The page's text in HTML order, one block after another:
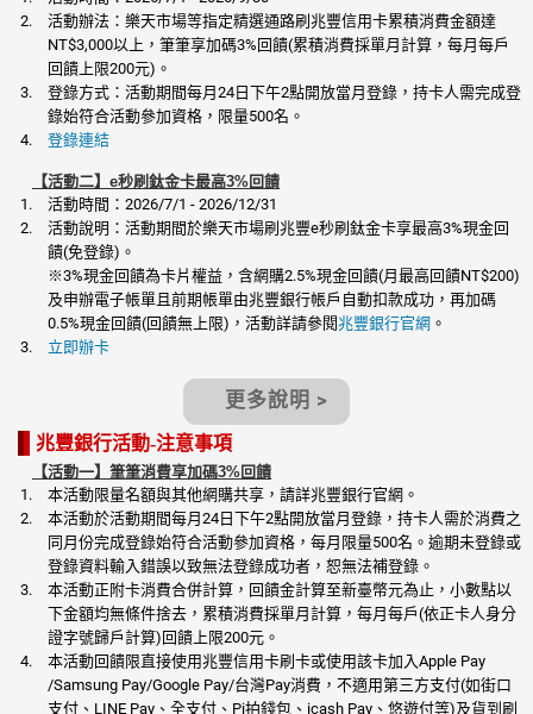
活動辦法：樂天市場等指定精選通路刷兆豐信用卡累積消費金額達
NT$3,000以上，筆筆享加碼3%回饋(累積消費採單月計算，每月每戶
回饋上限200元)。
登錄方式：活動期間每月24日下午2點開放當月登錄，持卡人需完成登
錄始符合活動參加資格，限量500名。
登錄連結
【活動二】e秒刷鈦金卡最高3%回饋
活動時間：2026/7/1 - 2026/12/31
活動說明：活動期間於樂天市場刷兆豐e秒刷鈦金卡享最高3%現金回
饋(免登錄)。
※3%現金回饋為卡片權益，含網購2.5%現金回饋(月最高回饋NT$200)
及申辦電子帳單且前期帳單由兆豐銀行帳戶自動扣款成功，再加碼
0.5%現金回饋(回饋無上限)，活動詳請參閱兆豐銀行官網 。
立即辦卡
更多說明 >
兆豐銀行活動-注意事項
【活動一】筆筆消費享加碼3%回饋
本活動限量名額與其他網購共享，請詳兆豐銀行官網。
本活動於活動期間每月24日下午2點開放當月登錄，持卡人需於消費之
同月份完成登錄始符合活動參加資格，每月限量500名。逾期未登錄或
登錄資料輸入錯誤以致無法登錄成功者，恕無法補登錄。
本活動正附卡消費合併計算，回饋金計算至新臺幣元為止，小數點以
下金額均無條件捨去，累積消費採單月計算，每月每戶(依正卡人身分
證字號歸戶計算)回饋上限200元。
本活動回饋限直接使用兆豐信用卡刷卡或使用該卡加入Apple Pay
/Samsung Pay/Google Pay/台灣Pay消費，不適用第三方支付(如街口
支付、LINE Pay、全支付、Pi拍錢包、icash Pay、悠遊付等)及貨到刷